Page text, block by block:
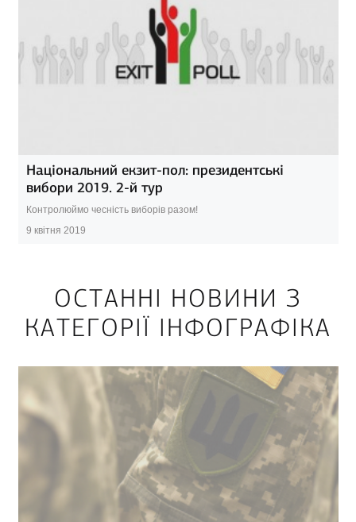
Національний екзит-пол: президентські
вибори 2019. 2-й тур
Контролюймо чесність виборів разом!
9 квітня 2019
ОСТАННІ НОВИНИ З
КАТЕГОРІЇ ІНФОГРАФІКА